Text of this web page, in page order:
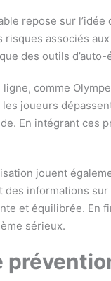
repose sur
associés
des outils
comme
joueurs
En intégrant ces
jouent
des informations
et équilibrée. En
sérieux.